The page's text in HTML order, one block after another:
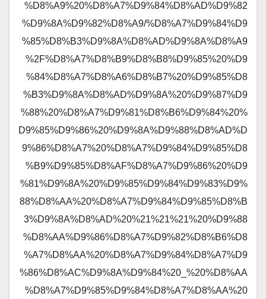
%D8%A9%20%D8%A7%D9%84%D8%AD%D9%82
%D9%8A%D9%82%D8%A9/%D8%A7%D9%84%D9
%85%D8%B3%D9%8A%D8%AD%D9%8A%D8%A9
%2F%D8%A7%D8%B9%D8%B8%D9%85%20%D9
%84%D8%A7%D8%A6%D8%B7%20%D9%85%D8
%B3%D9%8A%D8%AD%D9%8A%20%D9%87%D9
%88%20%D8%A7%D9%81%D8%B6%D9%84%20%
D9%85%D9%86%20%D9%8A%D9%88%D8%AD%D
9%86%D8%A7%20%D8%A7%D9%84%D9%85%D8
%B9%D9%85%D8%AF%D8%A7%D9%86%20%D9
%81%D9%8A%20%D9%85%D9%84%D9%83%D9%
88%D8%AA%20%D8%A7%D9%84%D9%85%D8%B
3%D9%8A%D8%AD%20%21%21%21%20%D9%88
%D8%AA%D9%86%D8%A7%D9%82%D8%B6%D8
%A7%D8%AA%20%D8%A7%D9%84%D8%A7%D9
%86%D8%AC%D9%8A%D9%84%20_%20%D8%AA
%D8%A7%D9%85%D9%84%D8%A7%D8%AA%20